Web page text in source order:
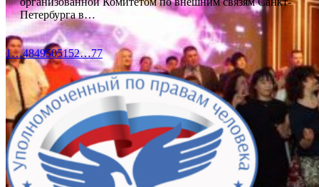
Петербурга в…
1…4849505152…77